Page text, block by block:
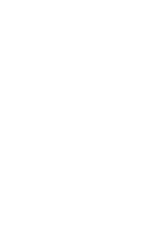
su nuevo contrato con
el centro del campo
la cautelar a Isi Palazón